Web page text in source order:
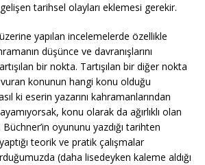
tarihsel olayları eklemesi gerekir.
yapılan incelemelerde özellikle
düşünce ve davranışlarını
bir nokta. Tartışılan bir diğer nokta
vuran konunun hangi konu olduğu
ki eserin yazarını kahramanlarından
konu olarak da ağırlıklı olan
oyununu yazdığı tarihten
teorik ve pratik çalışmalar
(daha lisedeyken kaleme aldığı